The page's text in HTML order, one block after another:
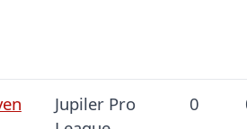
Jupiler Pro
0